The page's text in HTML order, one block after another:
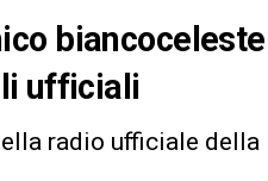
biancoceleste
ufficiali
radio ufficiale della